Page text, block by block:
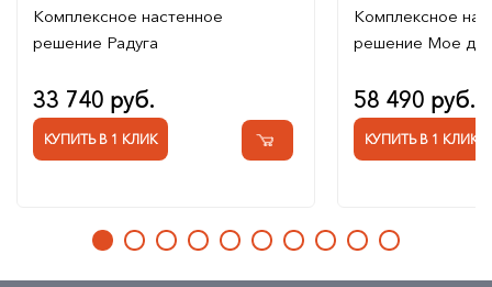
Комплексное настенное
решение Радуга
33 740 руб.
КУПИТЬ В 1 КЛИК
Комплексное
решение Мое
58 490 руб.
КУПИТЬ В 1 КЛИК